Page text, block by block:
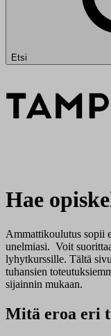
Etsi
Hae
Ammattikoulutus sopii
unelmiasi. Voit
lyhytkurssille. Tältä
tuhansien
sijainnin mukaan.
Mitä eroa eri